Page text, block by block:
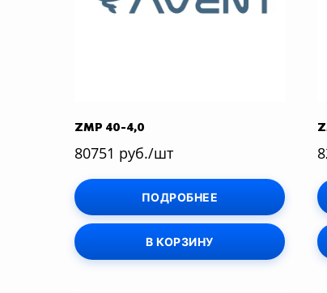
ZMP 40-4,0
80751 руб./шт
ПОДРОБНЕЕ
В КОРЗИНУ